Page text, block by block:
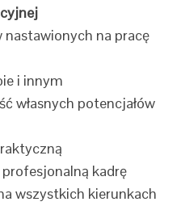
nastawionych na pracę
i innym
własnych potencjałów
kadrę
wszystkich kierunkach